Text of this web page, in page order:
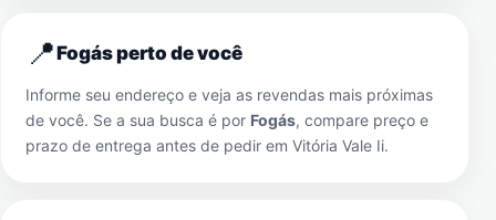
📍Fogás perto de você
Informe seu endereço e veja as revendas mais próximas
de você. Se a sua busca é por Fogás, compare preço e
prazo de entrega antes de pedir em Vitória Vale Ii.